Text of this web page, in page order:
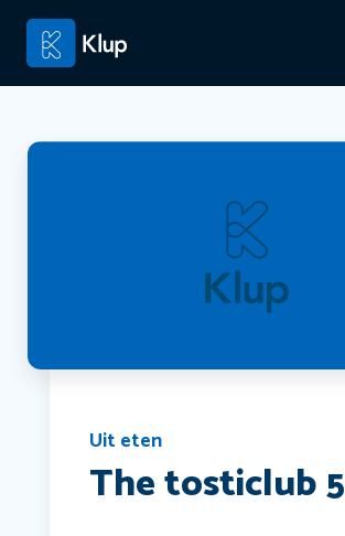
Uit eten
The tosticlub 5